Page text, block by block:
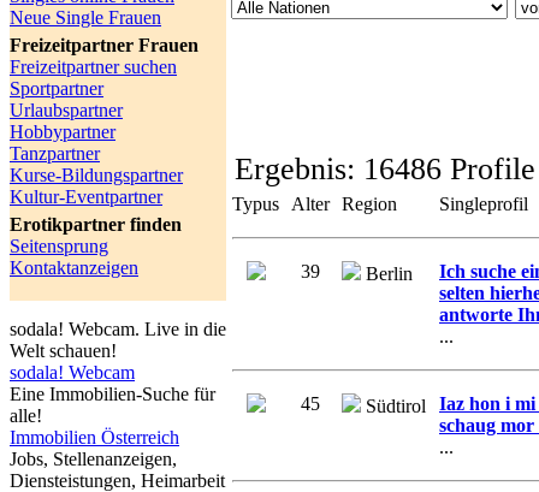
Neue Single Frauen
Freizeitpartner Frauen
Freizeitpartner suchen
Sportpartner
Urlaubspartner
Hobbypartner
Tanzpartner
Kurse-Bildungspartner
Kultur-Eventpartner
Erotikpartner finden
Seitensprung
Kontaktanzeigen
sodala! Webcam. Live in die
Welt schauen!
sodala! Webcam
Eine Immobilien-Suche für
alle!
Immobilien Österreich
Jobs, Stellenanzeigen,
Diensteistungen, Heimarbeit
Ergebnis: 16486 Profile
Typus Alter Region Singleprofil
39 Berlin
Ich suche
selten
antworte
...
45 Südtirol
Iaz hon i
schaug
...